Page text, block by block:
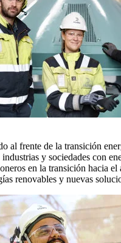
al frente de la transición
y sociedades con
en la transición hacia el
renovables y nuevas